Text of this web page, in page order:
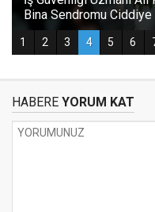
HABERE YORUM KAT